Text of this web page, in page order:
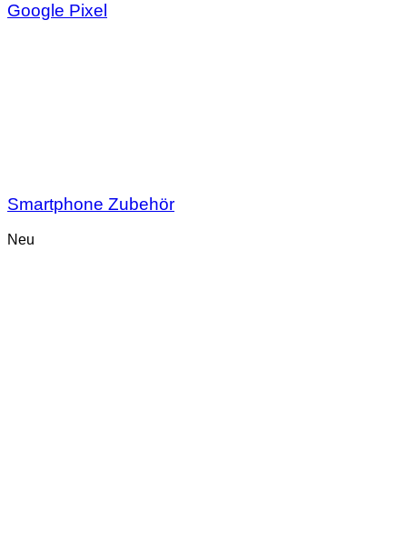
Google Pixel
Smartphone Zubehör
Neu